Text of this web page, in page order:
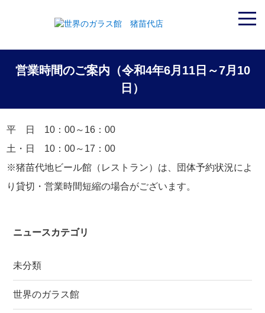
営業時間のご案内（令和4年6月11日～7月10
日）
平 日 10：00～16：00
土・日 10：00～17：00
※猪苗代地ビール館（レストラン）は、団体予約状況によ
り貸切・営業時間短縮の場合がございます。
ニュースカテゴリ
未分類
世界のガラス館